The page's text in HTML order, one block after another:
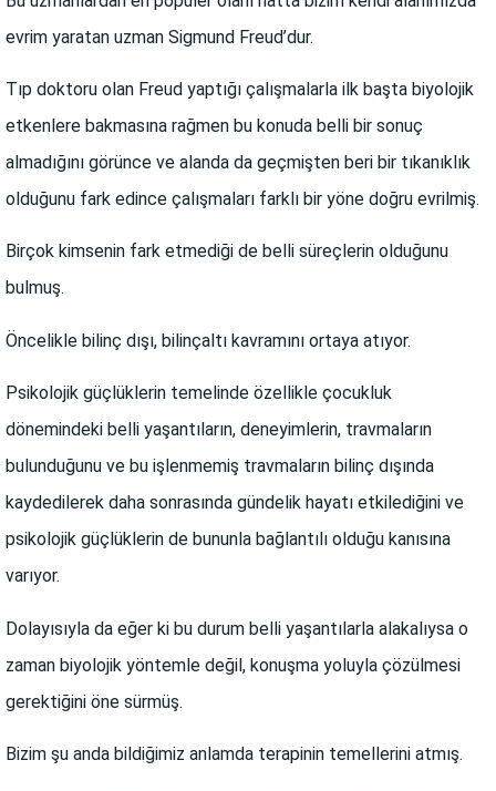
evrim yaratan uzman Sigmund Freud’dur.
Tıp doktoru olan Freud yaptığı çalışmalarla ilk başta biyolojik
etkenlere bakmasına rağmen bu konuda belli bir sonuç
almadığını görünce ve alanda da geçmişten beri bir tıkanıklık
olduğunu fark edince çalışmaları farklı bir yöne doğru evrilmiş.
Birçok kimsenin fark etmediği de belli süreçlerin olduğunu
bulmuş.
Öncelikle bilinç dışı, bilinçaltı kavramını ortaya atıyor.
Psikolojik güçlüklerin temelinde özellikle çocukluk
dönemindeki belli yaşantıların, deneyimlerin, travmaların
bulunduğunu ve bu işlenmemiş travmaların bilinç dışında
kaydedilerek daha sonrasında gündelik hayatı etkilediğini ve
psikolojik güçlüklerin de bununla bağlantılı olduğu kanısına
varıyor.
Dolayısıyla da eğer ki bu durum belli yaşantılarla alakalıysa o
zaman biyolojik yöntemle değil, konuşma yoluyla çözülmesi
gerektiğini öne sürmüş.
Bizim şu anda bildiğimiz anlamda terapinin temellerini atmış.